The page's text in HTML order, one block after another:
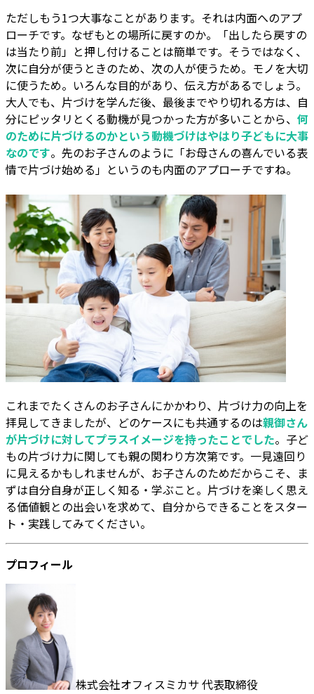
ただしもう1つ大事なことがあります。それは内面へのアプ
ローチです。なぜもとの場所に戻すのか。「出したら戻すの
は当たり前」と押し付けることは簡単です。そうではなく、
次に自分が使うときのため、次の人が使うため。モノを大切
に使うため。いろんな目的があり、伝え方があるでしょう。
大人でも、片づけを学んだ後、最後までやり切れる方は、自
分にピッタリとくる動機が見つかった方が多いことから、 何
のために片づけるのかという動機づけはやはり子どもに大事
なのです。先のお子さんのように「お母さんの喜んでいる表
情で片づけ始める」というのも内面のアプローチですね。
これまでたくさんのお子さんにかかわり、片づけ力の向上を
拝見してきましたが、どのケースにも共通するのは親御さん
が片づけに対してプラスイメージを持ったことでした。子ど
もの片づけ力に関しても親の関わり方次第です。一見遠回り
に見えるかもしれませんが、お子さんのためだからこそ、ま
ずは自分自身が正しく知る・学ぶこと。片づけを楽しく思え
る価値観との出会いを求めて、自分からできることをスター
ト・実践してみてください。
プロフィール
株式会社オフィスミカサ 代表取締役